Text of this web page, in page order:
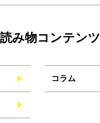
み物コンテンツ
コラム